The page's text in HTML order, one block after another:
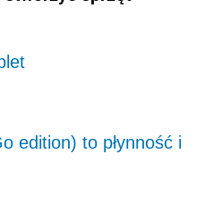
to płynność i